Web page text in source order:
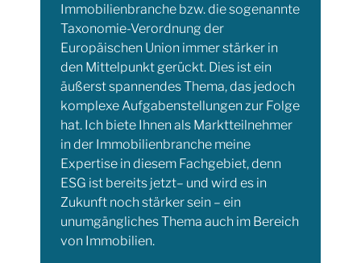
Immobilienbranche bzw. die sogenannte
Taxonomie-Verordnung der
Europäischen Union immer stärker in
den Mittelpunkt gerückt. Dies ist ein
äußerst spannendes Thema, das jedoch
komplexe Aufgabenstellungen zur Folge
hat. Ich biete Ihnen als Marktteilnehmer
in der Immobilienbranche meine
Expertise in diesem Fachgebiet, denn
ESG ist bereits jetzt– und wird es in
Zukunft noch stärker sein – ein
unumgängliches Thema auch im Bereich
von Immobilien.